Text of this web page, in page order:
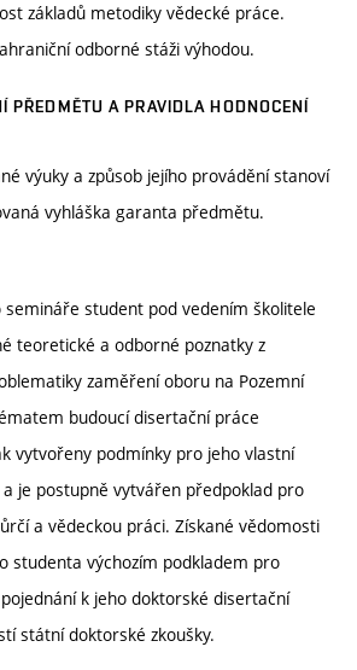
základů metodiky vědecké práce.
odborné stáži výhodou.
PŘEDMĚTU A PRAVIDLA HODNOCENÍ
výuky a způsob jejího provádění stanoví
vyhláška garanta předmětu.
student pod vedením školitele
teoretické a odborné poznatky z
zaměření oboru na Pozemní
budoucí disertační práce
vytvořeny podmínky pro jeho vlastní
je postupně vytvářen předpoklad pro
a vědeckou práci. Získané vědomosti
studenta výchozím podkladem pro
k jeho doktorské disertační
státní doktorské zkoušky.